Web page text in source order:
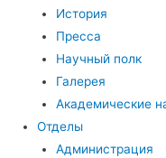
История
Пресса
Научный полк
Галерея
Академические
Отделы
Администрация